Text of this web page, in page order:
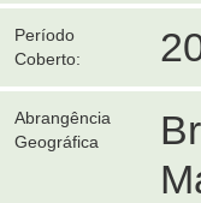
Período
Coberto:
Abrangência
Geográfica